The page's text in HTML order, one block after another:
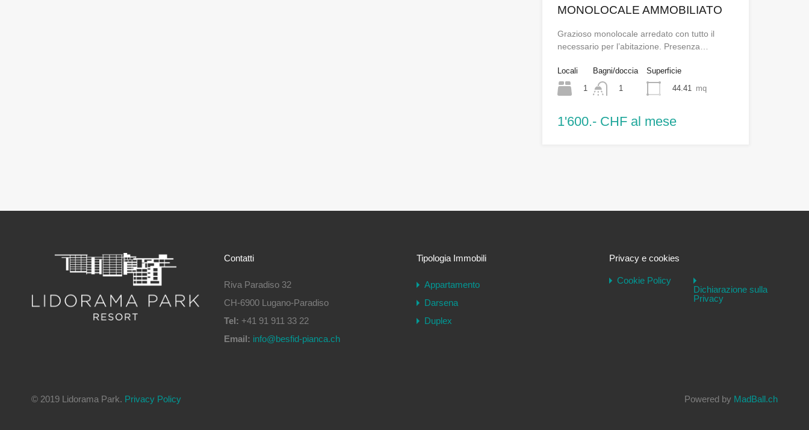
MONOLOCALE AMMOBILIATO
Grazioso monolocale arredato con tutto il
necessario per l’abitazione. Presenza…
Locali
1
Bagni/doccia
1
Superficie
44.41
mq
1'600.- CHF al mese
Contatti
Riva Paradiso 32
CH-6900 Lugano-Paradiso
Tel: +41 91 911 33 22
Email: info@besfid-pianca.ch
Tipologia Immobili
Appartamento
Darsena
Duplex
Privacy e cookies
Cookie Policy
Dichiarazione sulla
Privacy
© 2019 Lidorama Park. Privacy Policy Powered by MadBall.ch